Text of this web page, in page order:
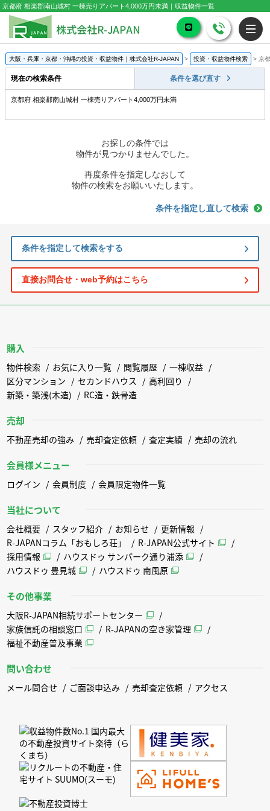
京都府 相楽郡南山城村 一棟売りアパート4,000万円未満｜収益物件一覧
大阪・兵庫・京都・沖縄の投資・収益物件｜株式会社R-JAPAN > 投資・収益物件検索 > 京
現在の検索条件 条件を選び直す
京都府 相楽郡南山城村 一棟売りアパート4,000万円未満
お探しの条件では
物件が見つかりませんでした。
再度条件を指定しなおして
物件の検索をお願いいたします。
条件を指定し直して検索
条件を指定して検索をする
直接お問合せ・web予約はこちら
購入
物件検索 お気に入り一覧 閲覧履歴
一棟収益
区分マンション
セカンドハウス
高利回り
新築・築浅(木造)
RC造・鉄骨造
売却
不動産売却の強み 売却査定依頼 査定実績 売却の流れ
会員様メニュー
ログイン 会員制度 会員限定物件一覧
当社について
会社概要 スタッフ紹介 お知らせ
更新情報
R-JAPANコラム「おもしろ荘」
R-JAPAN公式サイト
採用情報
ハウスドゥ サンパーク通り浦添
ハウスドゥ 豊見城
ハウスドゥ 南風原
その他事業
大阪R-JAPAN相続サポートセンター
家族信託の相談窓口
R-JAPANの空き家管理
福祉不動産普及事業
問い合わせ
メール問合せ ご面談申込み 売却査定依頼 アクセス